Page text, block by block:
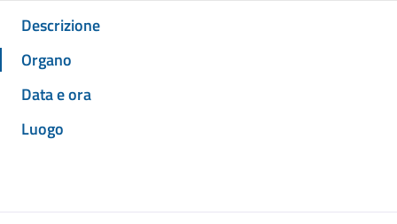
Descrizione
Organo
Data e ora
Luogo